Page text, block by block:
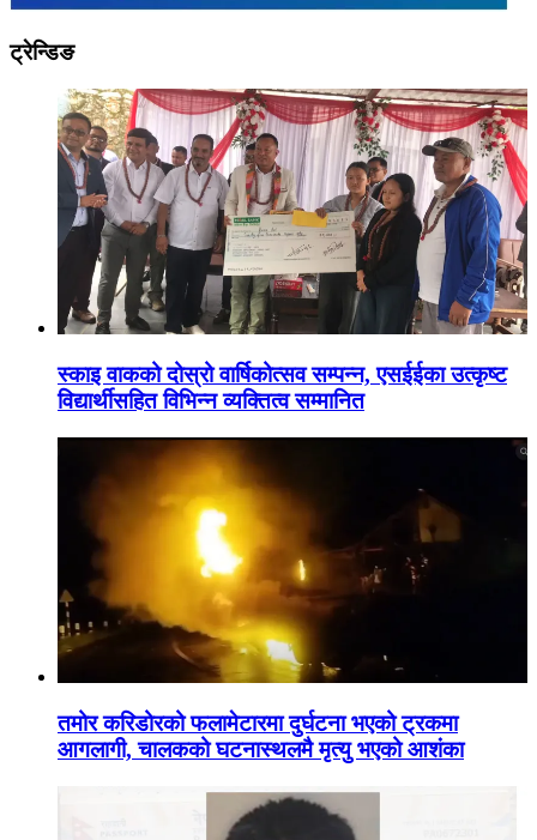
ट्रेन्डिङ
स्काइ वाकको दोस्रो वार्षिकोत्सव सम्पन्न, एसईईका उत्कृष्ट
विद्यार्थीसहित विभिन्न व्यक्तित्व सम्मानित
तमोर करिडोरको फलामेटारमा दुर्घटना भएको ट्रकमा
आगलागी, चालकको घटनास्थलमै मृत्यु भएको आशंका